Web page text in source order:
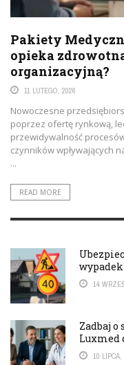
Pakiety
opieka
organizacyjną?
11 LUTEGO, 2026
Nowoczesne
poprzez ofertę rynkową,
przewidywalność
czynników wpływających
...
READ MORE
wypadek
14
Zadbaj
Luxmed
10 LIPCA,